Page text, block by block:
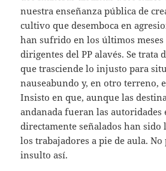
nuestra enseñanza pública de
cultivo que desemboca en
han sufrido en los últimos meses
dirigentes del PP alavés. Se trata
que trasciende lo injusto para
nauseabundo y, en otro terreno,
Insisto en que, aunque las
andanada fueran las autoridades
directamente señalados han sido
los trabajadores a pie de aula.
insulto así.